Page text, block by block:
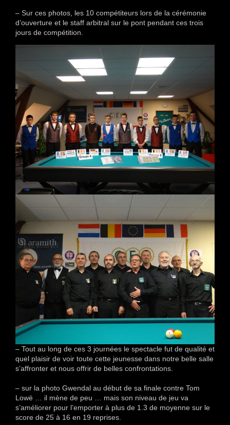
– Sur ces photos, les 10 compétiteurs lors de la cérémonie
d’ouverture et le staff arbitral sur le pont pendant ces trois
jours de compétition.
– Tout au long de ces 3 journées le spectacle fut de qualité et
quel plaisir de voir toute cette jeunesse dans notre belle salle
s’affronter et nous offrir de belles confrontations.
– sur la photo Gwendal au début de sa finale contre Tom
Lowë … il mène de peu … mais son niveau de jeu va
s’améliorer pour l’emporter à plus de 1.3 de moyenne sur le
score de 25 à 16 en 19 reprises.